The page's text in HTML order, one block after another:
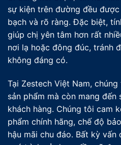
sự kiện trên đường đều
bạch và rõ ràng. Đặc biệt,
giúp chị yên tâm hơn rất
nơi lạ hoặc đông đúc, tránh
không đáng có.
Tại Zestech Việt Nam,
sản phẩm mà còn mang
khách hàng. Chúng tôi cam
phẩm chính hãng, chế độ
hậu mãi chu đáo. Bất kỳ